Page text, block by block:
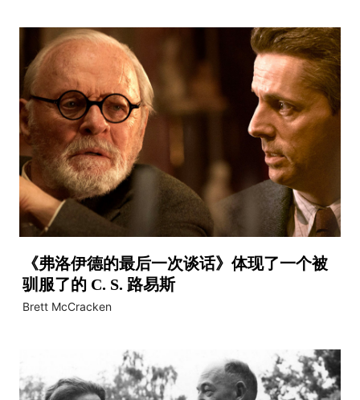
《弗洛伊德的最后一次谈话》体现了一个被
驯服了的 C. S. 路易斯
Brett McCracken